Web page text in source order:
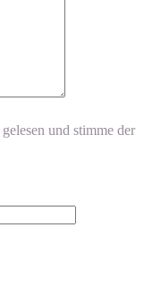
gelesen und stimme der